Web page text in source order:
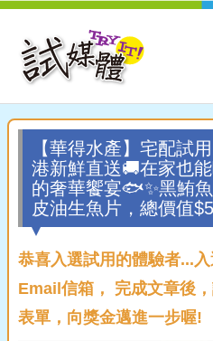
【華得水產】宅配試
港新鮮直送🚚在家也
的奢華饗宴🐟✨黑鮪
皮油生魚片，總價值
恭喜入選試用的體驗者...
Email信箱， 完成文章後
表單，向獎金邁進一步喔!